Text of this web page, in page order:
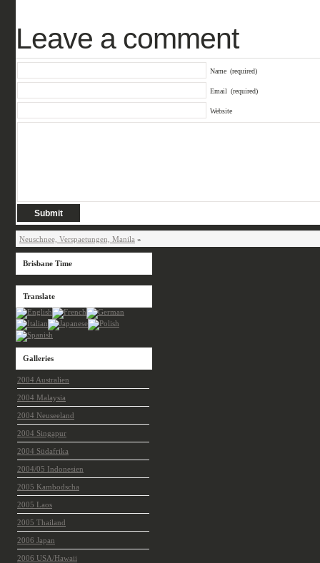
Leave a comment
Name (required)
Email (required)
Website
Neuschnee, Verspaetungen, Manila »
Brisbane Time
Translate
Galleries
2004 Australien
2004 Malaysia
2004 Neuseeland
2004 Singapur
2004 Südafrika
2004/05 Indonesien
2005 Kambodscha
2005 Laos
2005 Thailand
2006 Japan
2006 USA/Hawaii